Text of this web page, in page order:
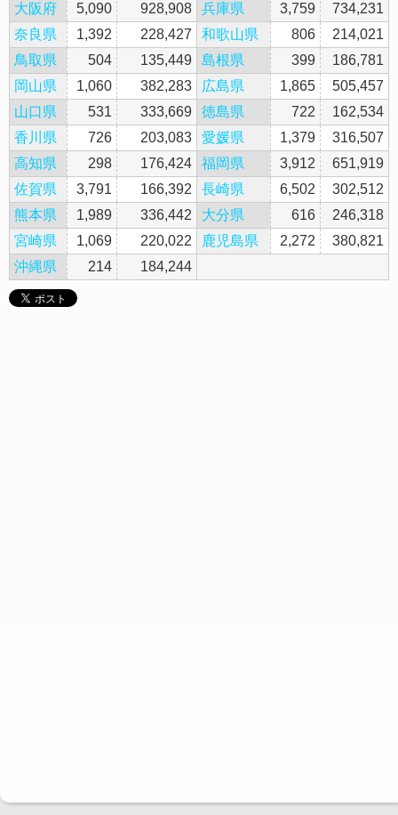
大阪府 5,090 928,908 兵庫県 3,759
734,231
奈良県
1,392 228,427 和歌山県 806
214,021
鳥取県
504 135,449 島根県 399
186,781
岡山県
1,060 382,283 広島県 1,865
505,457
山口県
531 333,669 徳島県 722
162,534
香川県
726 203,083 愛媛県 1,379
316,507
高知県
298 176,424 福岡県 3,912
651,919
佐賀県
3,791 166,392 長崎県 6,502
302,512
熊本県
1,989 336,442 大分県 616
246,318
宮崎県
1,069 220,022 鹿児島県 2,272
380,821
沖縄県
214 184,244